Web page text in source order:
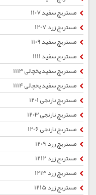
مستربچ سفید 1107
مستربچ زرد 1207
مستربچ سفید 1109
مستربچ سفید 1111
مستربچ سفید یخچالی 1113
مستربچ سفید یخچالی 1114
مستربچ نارنجی 1201
مستربچ نارنجی 1203
مستربچ نارنجی 1206
مستربچ زرد 1209
مستربچ زرد 1212
مستربچ زرد 1213
مستربچ زرد 1215